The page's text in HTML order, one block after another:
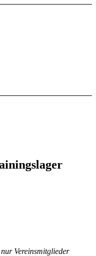
Vereinsmitglieder